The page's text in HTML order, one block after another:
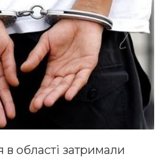
області затримали